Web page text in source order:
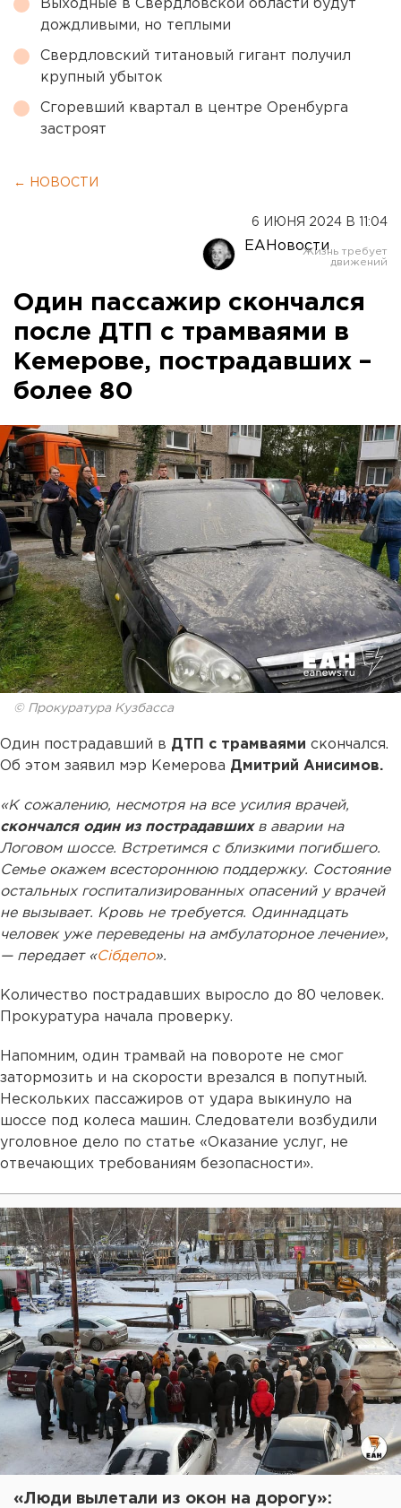
Выходные в Свердловской области будут
дождливыми, но теплыми
Свердловский титановый гигант получил
крупный убыток
Сгоревший квартал в центре Оренбурга
застроят
← НОВОСТИ
6 ИЮНЯ 2024 В 11:04
ЕАНовости
Один пассажир скончался
после ДТП с трамваями в
Кемерове, пострадавших –
более 80
© Прокуратура Кузбасса
Один пострадавший в ДТП с трамваями скончался.
Об этом заявил мэр Кемерова Дмитрий Анисимов.
«К сожалению, несмотря на все усилия врачей,
скончался один из пострадавшихв аварии на
Логовом шоссе. Встретимся с близкими погибшего.
Семье окажем всестороннюю поддержку. Состояние
остальных госпитализированных опасений у врачей
не вызывает. Кровь не требуется. Одиннадцать
человек уже переведены на амбулаторное лечение»,
— передает «Сiбдепо».
Количество пострадавших выросло до 80 человек.
Прокуратура начала проверку.
Напомним, один трамвай на повороте не смог
затормозить и на скорости врезался в попутный.
Нескольких пассажиров от удара выкинуло на
шоссе под колеса машин. Следователи возбудили
уголовное дело по статье «Оказание услуг, не
отвечающих требованиям безопасности».
«Люди вылетали из окон на дорогу»: